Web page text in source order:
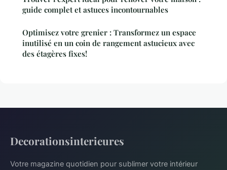
guide complet et astuces incontournables
Optimisez votre grenier : Transformez un espace
inutilisé en un coin de rangement astucieux avec
des étagères fixes!
Decorationsinterieures
Votre magazine quotidien pour sublimer votre intérieur